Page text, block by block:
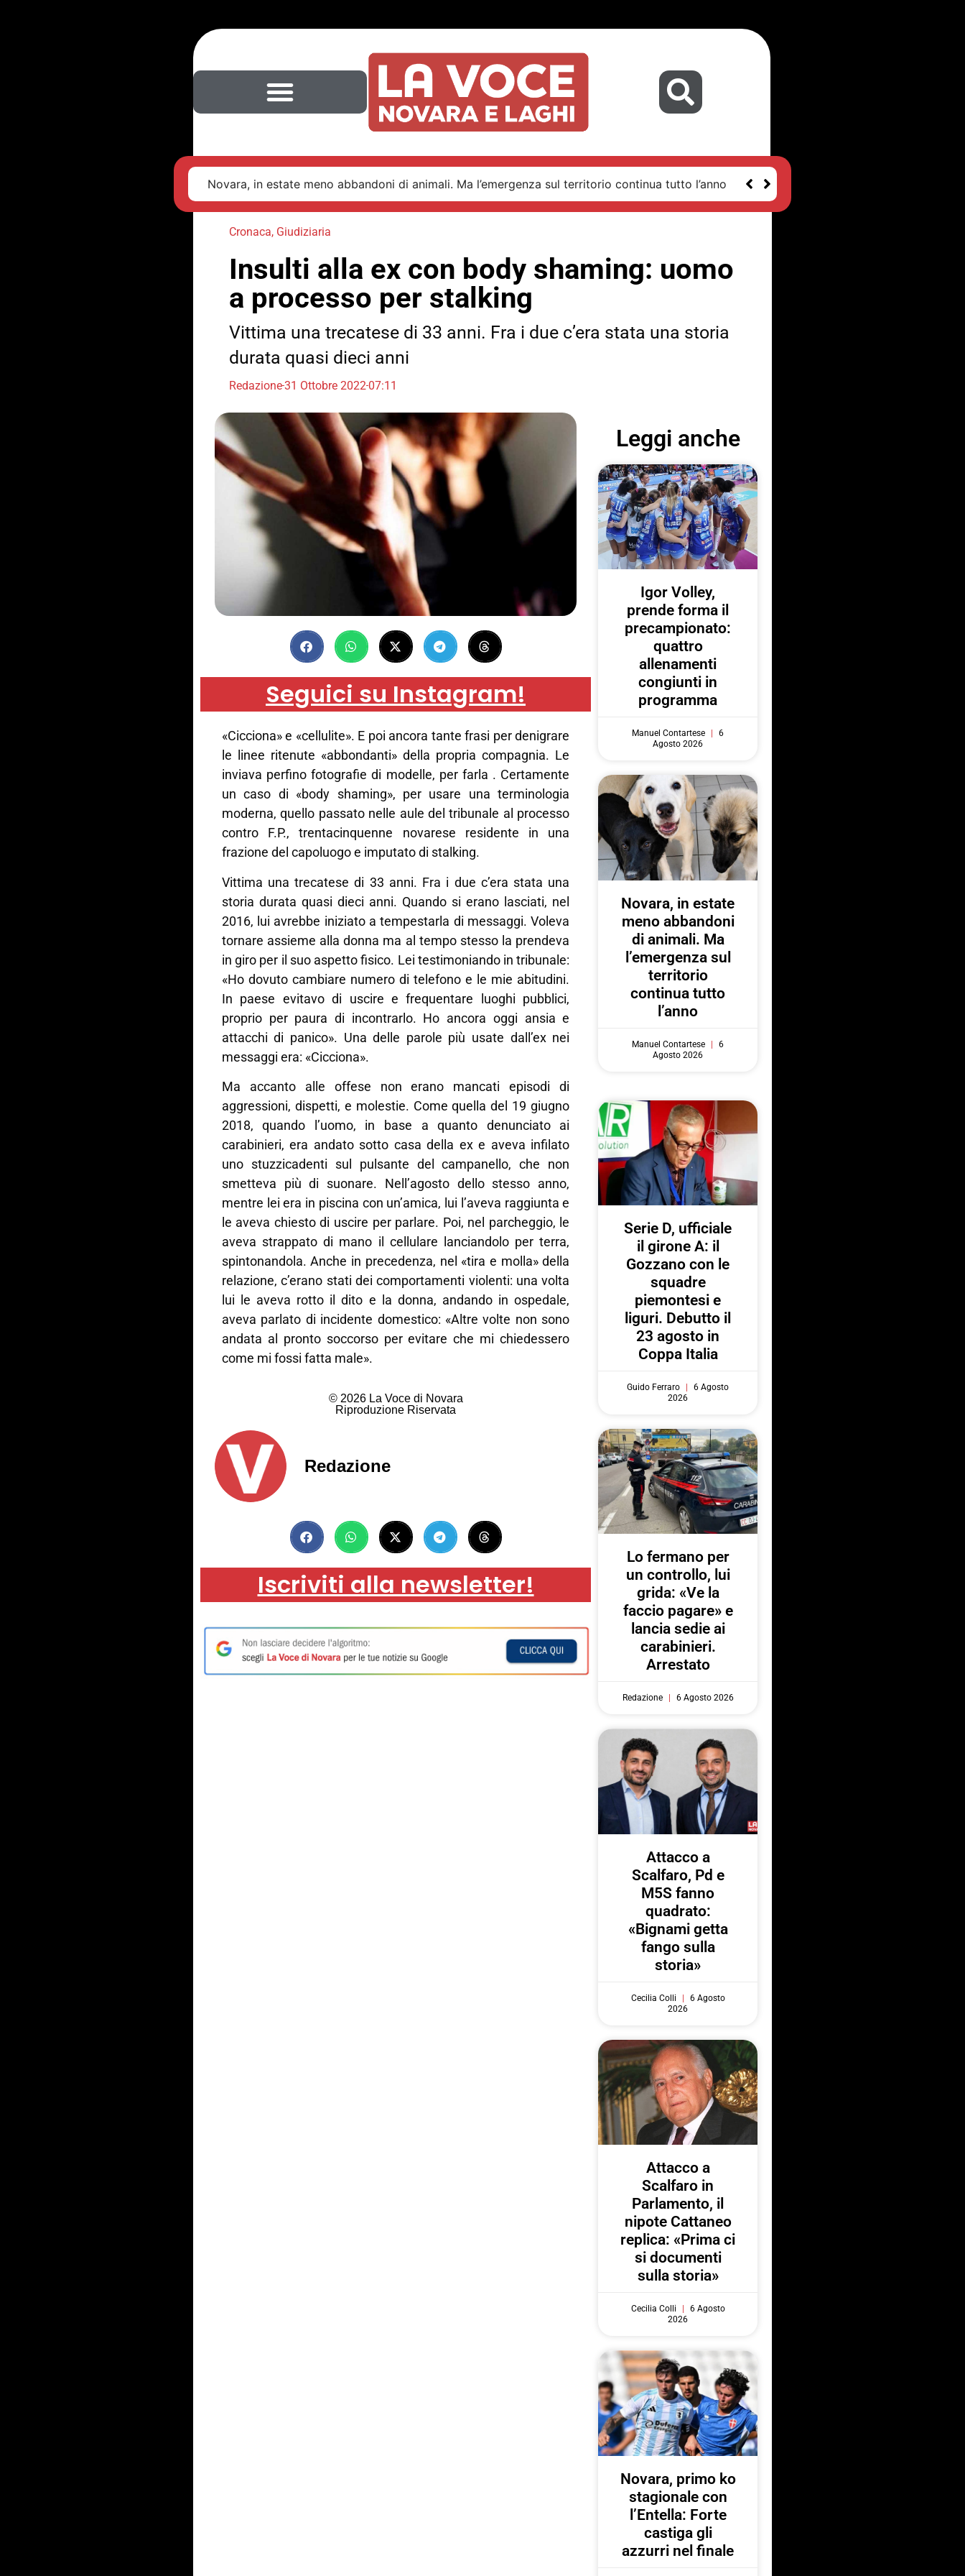
Novara, in estate meno abbandoni di animali. Ma l’emergenza sul territorio continua tutto l’anno
Cronaca, Giudiziaria
Insulti alla ex con body shaming: uomo
a processo per stalking
Vittima una trecatese di 33 anni. Fra i due c’era stata una storia
durata quasi dieci anni
Redazione31 Ottobre 202207:11
Seguici su Instagram!
«Cicciona» e «cellulite». E poi ancora tante frasi per denigrare
le linee ritenute «abbondanti» della propria compagnia. Le
inviava perfino fotografie di modelle, per farla . Certamente
un caso di «body shaming», per usare una terminologia
moderna, quello passato nelle aule del tribunale al processo
contro F.P., trentacinquenne novarese residente in una
frazione del capoluogo e imputato di stalking.
Vittima una trecatese di 33 anni. Fra i due c’era stata una
storia durata quasi dieci anni. Quando si erano lasciati, nel
2016, lui avrebbe iniziato a tempestarla di messaggi. Voleva
tornare assieme alla donna ma al tempo stesso la prendeva
in giro per il suo aspetto fisico. Lei testimoniando in tribunale:
«Ho dovuto cambiare numero di telefono e le mie abitudini.
In paese evitavo di uscire e frequentare luoghi pubblici,
proprio per paura di incontrarlo. Ho ancora oggi ansia e
attacchi di panico». Una delle parole più usate dall’ex nei
messaggi era: «Cicciona».
Ma accanto alle offese non erano mancati episodi di
aggressioni, dispetti, e molestie. Come quella del 19 giugno
2018, quando l’uomo, in base a quanto denunciato ai
carabinieri, era andato sotto casa della ex e aveva infilato
uno stuzzicadenti sul pulsante del campanello, che non
smetteva più di suonare. Nell’agosto dello stesso anno,
mentre lei era in piscina con un’amica, lui l’aveva raggiunta e
le aveva chiesto di uscire per parlare. Poi, nel parcheggio, le
aveva strappato di mano il cellulare lanciandolo per terra,
spintonandola. Anche in precedenza, nel «tira e molla» della
relazione, c’erano stati dei comportamenti violenti: una volta
lui le aveva rotto il dito e la donna, andando in ospedale,
aveva parlato di incidente domestico: «Altre volte non sono
andata al pronto soccorso per evitare che mi chiedessero
come mi fossi fatta male».
© 2026 La Voce di Novara
Riproduzione Riservata
Redazione
Iscriviti alla newsletter!
Leggi anche
Igor Volley,
prende forma il
precampionato:
quattro
allenamenti
congiunti in
programma
Manuel Contartese
6
Agosto 2026
Novara, in estate
meno abbandoni
di animali. Ma
l’emergenza sul
territorio
continua tutto
l’anno
Manuel Contartese
6
Agosto 2026
Serie D, ufficiale
il girone A: il
Gozzano con le
squadre
piemontesi e
liguri. Debutto il
23 agosto in
Coppa Italia
Guido Ferraro
6 Agosto
2026
Lo fermano per
un controllo, lui
grida: «Ve la
faccio pagare» e
lancia sedie ai
carabinieri.
Arrestato
Redazione 6 Agosto 2026
Attacco a
Scalfaro, Pd e
M5S fanno
quadrato:
«Bignami getta
fango sulla
storia»
Cecilia Colli
6 Agosto
2026
Attacco a
Scalfaro in
Parlamento, il
nipote Cattaneo
replica: «Prima ci
si documenti
sulla storia»
Cecilia Colli
6 Agosto
2026
Novara, primo ko
stagionale con
l’Entella: Forte
castiga gli
azzurri nel finale